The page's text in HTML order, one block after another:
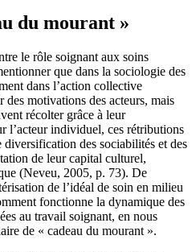
du mourant »
le rôle soignant aux soins
que dans la sociologie des
dans l’action collective
des motivations des acteurs, mais
récolter grâce à leur
l’acteur individuel, ces rétributions
des sociabilités et des
de leur capital culturel,
(Neveu, 2005, p. 73). De
de l’idéal de soin en milieu
fonctionne la dynamique des
au travail soignant, en nous
de « cadeau du mourant ».